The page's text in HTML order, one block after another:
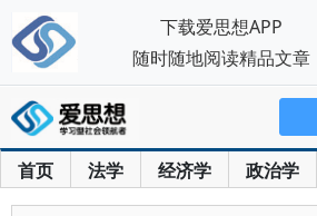
首页 法学 经济学 政治学
下载爱思想APP
随时随地阅读精品文章